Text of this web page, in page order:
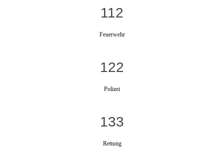
112
Feuerwehr
122
Polizei
133
Rettung